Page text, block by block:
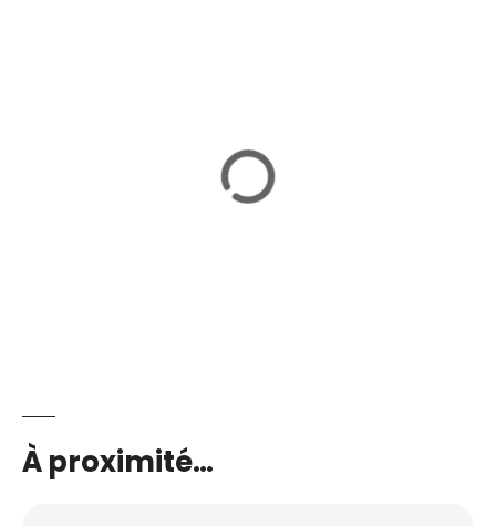
À proximité…